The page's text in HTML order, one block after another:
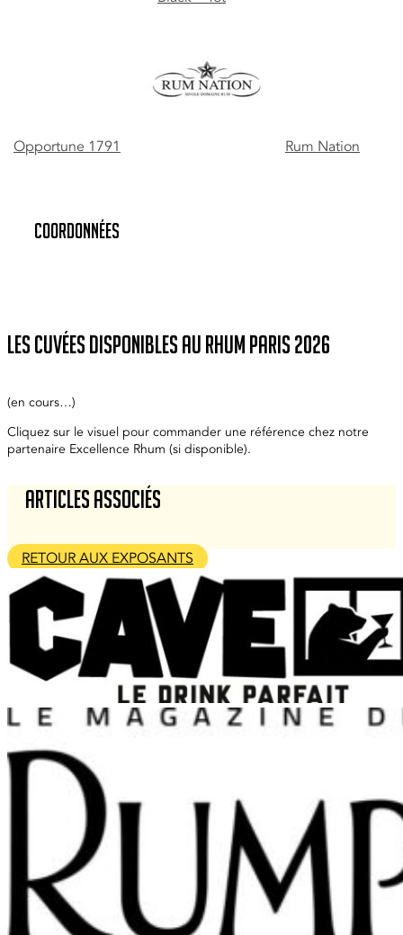
Opportune 1791 Rum Nation
Coordonnées
Les cuvées disponibles au Rhum Paris 2026
(en cours…)
Cliquez sur le visuel pour commander une référence chez notre
partenaire Excellence Rhum (si disponible).
Articles associés
RETOUR AUX EXPOSANTS